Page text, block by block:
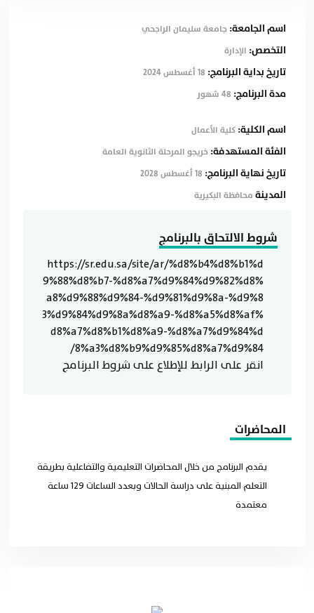
اسم الجامعة: جامعة سليمان الراجحي
التخصص: الإدارة
تاريخ بداية البرنامج: 18 أغسطس 2024
مدة البرنامج: 48 شهور
اسم الكلية: كلية الأعمال
الفئة المستهدفة: خريجو المرحلة الثانوية العامة
تاريخ نهاية البرنامج: 18 أغسطس 2028
المدينة محافظة البكيرية
شروط الالتحاق بالبرنامج
https://sr.edu.sa/site/ar/%d8%b4%d8%b1%d
9%88%d8%b7-%d8%a7%d9%84%d9%82%d8%
a8%d9%88%d9%84-%d9%81%d9%8a-%d9%8
3%d9%84%d9%8a%d8%a9-%d8%a5%d8%af%
d8%a7%d8%b1%d8%a9-%d8%a7%d9%84%d
8%a3%d8%b9%d9%85%d8%a7%d9%84/
انقر على الرابط للإطلاع على شروط البرنامج
المحاضرات
يقدم البرنامج من خلال المحاضرات التعليمية والتفاعلية بطريقة
التعلم المبنية على دراسة الحالات وبعدد الساعات 129 ساعة
معتمدة